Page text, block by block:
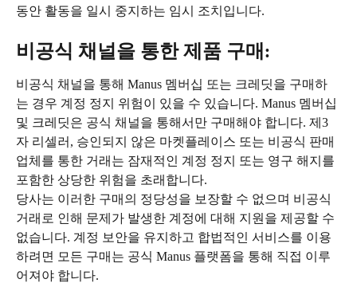
동안 활동을 일시 중지하는 임시 조치입니다.
비공식 채널을 통한 제품 구매:
비공식 채널을 통해 Manus 멤버십 또는 크레딧을 구매하
는 경우 계정 정지 위험이 있을 수 있습니다. Manus 멤버십
및 크레딧은 공식 채널을 통해서만 구매해야 합니다. 제3
자 리셀러, 승인되지 않은 마켓플레이스 또는 비공식 판매
업체를 통한 거래는 잠재적인 계정 정지 또는 영구 해지를
포함한 상당한 위험을 초래합니다.
당사는 이러한 구매의 정당성을 보장할 수 없으며 비공식
거래로 인해 문제가 발생한 계정에 대해 지원을 제공할 수
없습니다. 계정 보안을 유지하고 합법적인 서비스를 이용
하려면 모든 구매는 공식 Manus 플랫폼을 통해 직접 이루
어져야 합니다.